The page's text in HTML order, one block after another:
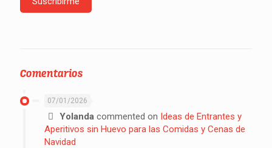
Comentarios
07/01/2026
Yolanda commented on Ideas de Entrantes y
Aperitivos sin Huevo para las Comidas y Cenas de
Navidad